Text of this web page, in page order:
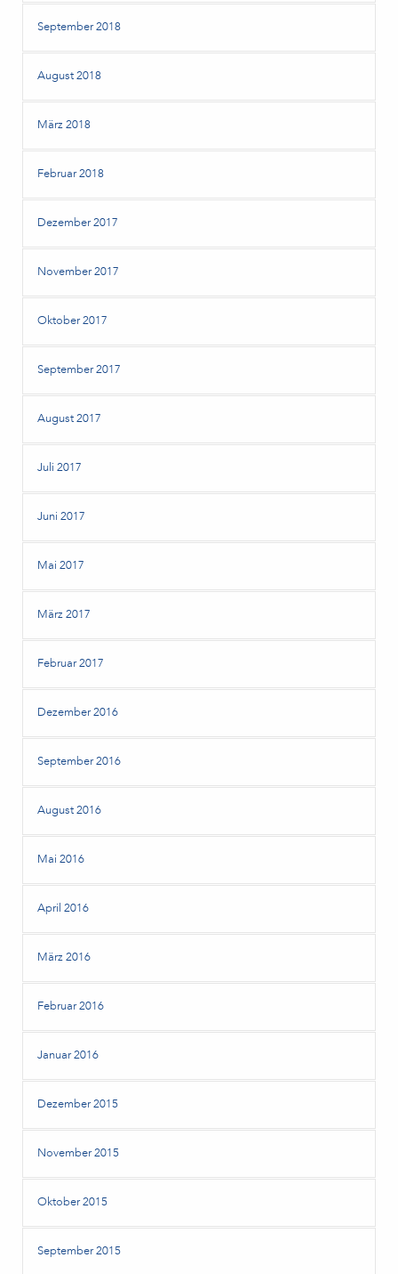
September 2018
August 2018
März 2018
Februar 2018
Dezember 2017
November 2017
Oktober 2017
September 2017
August 2017
Juli 2017
Juni 2017
Mai 2017
März 2017
Februar 2017
Dezember 2016
September 2016
August 2016
Mai 2016
April 2016
März 2016
Februar 2016
Januar 2016
Dezember 2015
November 2015
Oktober 2015
September 2015